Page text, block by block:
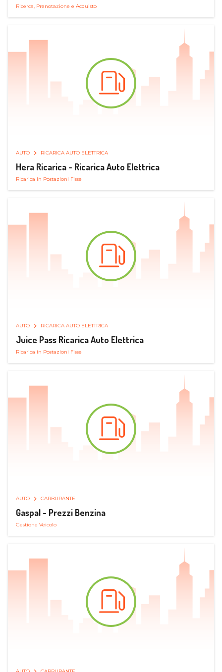
Ricerca, Prenotazione e Acquisto
AUTO RICARICA AUTO ELETTRICA
Hera Ricarica - Ricarica Auto Elettrica
Ricarica in Postazioni Fisse
AUTO RICARICA AUTO ELETTRICA
Juice Pass Ricarica Auto Elettrica
Ricarica in Postazioni Fisse
AUTO CARBURANTE
Gaspal - Prezzi Benzina
Gestione Veicolo